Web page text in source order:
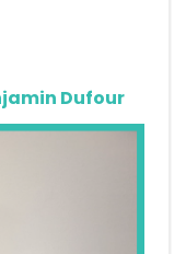
Dufour